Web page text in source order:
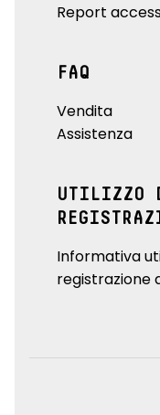
Report
FAQ
Vendita
Assistenza
UTILIZZO
Informativa
registrazione